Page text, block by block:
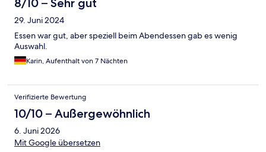
29. Juni 2024
Essen war gut, aber speziell beim Abendessen gab es wenig
Auswahl.
Karin, Aufenthalt von 7 Nächten
Verifizierte Bewertung
10/10 – Außergewöhnlich
6. Juni 2026
Mit Google übersetzen